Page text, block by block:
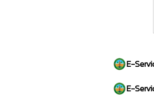
E-
E-